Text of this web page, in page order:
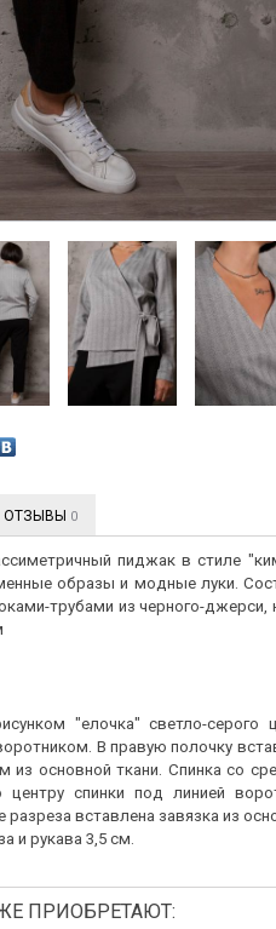
ОТЗЫВЫ 0
пиджак в стиле
образы и модные луки.
трубами из черного-джерси,
"елочка" светло-серого
В правую полочку
из основной ткани. Спинка со
спинки под линией
вставлена завязка из
и рукава 3,5 см.
ПРИОБРЕТАЮТ: